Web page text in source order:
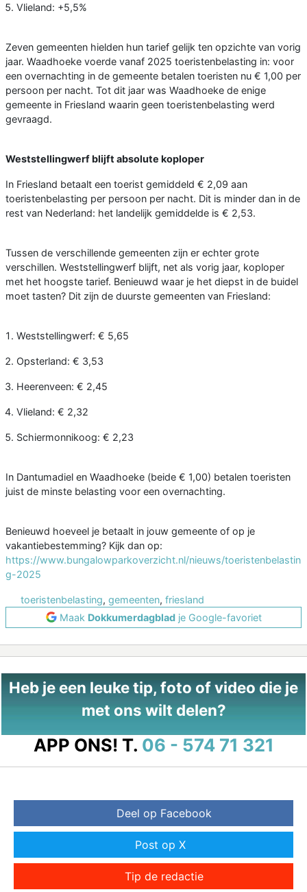
Vlieland: +5,5%
Zeven gemeenten hielden hun tarief gelijk ten opzichte van vorig
jaar. Waadhoeke voerde vanaf 2025 toeristenbelasting in: voor
een overnachting in de gemeente betalen toeristen nu € 1,00 per
persoon per nacht. Tot dit jaar was Waadhoeke de enige
gemeente in Friesland waarin geen toeristenbelasting werd
gevraagd.
Weststellingwerf blijft absolute koploper
In Friesland betaalt een toerist gemiddeld € 2,09 aan
toeristenbelasting per persoon per nacht. Dit is minder dan in de
rest van Nederland: het landelijk gemiddelde is € 2,53.
Tussen de verschillende gemeenten zijn er echter grote
verschillen. Weststellingwerf blijft, net als vorig jaar, koploper
met het hoogste tarief. Benieuwd waar je het diepst in de buidel
moet tasten? Dit zijn de duurste gemeenten van Friesland:
Weststellingwerf: € 5,65
Opsterland: € 3,53
Heerenveen: € 2,45
Vlieland: € 2,32
Schiermonnikoog: € 2,23
In Dantumadiel en Waadhoeke (beide € 1,00) betalen toeristen
juist de minste belasting voor een overnachting.
Benieuwd hoeveel je betaalt in jouw gemeente of op je
vakantiebestemming? Kijk dan op:
https://www.bungalowparkoverzicht.nl/nieuws/toeristenbelastin
g-2025
toeristenbelasting, gemeenten, friesland
Maak Dokkumerdagbladje Google-favoriet
Heb je een leuke tip, foto of video die je
met ons wilt delen?
APP ONS! T. 06 - 574 71 321
Deel op Facebook
Post op X
Tip de redactie